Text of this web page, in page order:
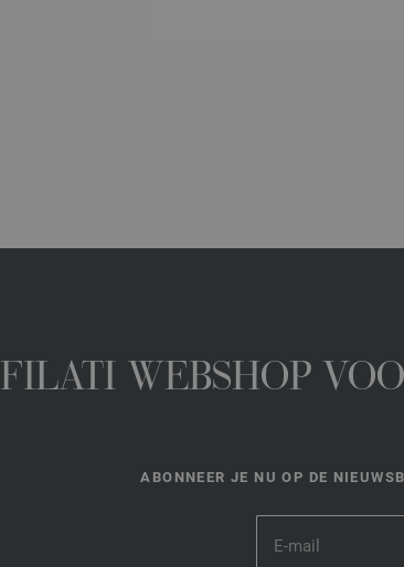
FILATI WEBSHOP
ABONNEER JE NU OP DE